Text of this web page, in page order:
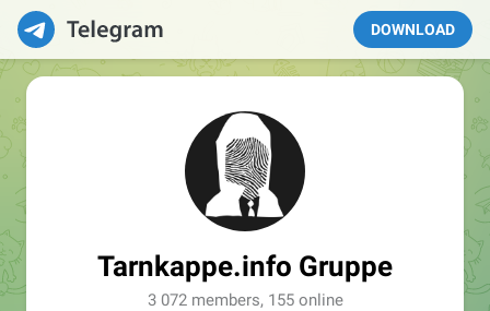
DOWNLOAD
Tarnkappe.info Gruppe
3 072 members, 155 online